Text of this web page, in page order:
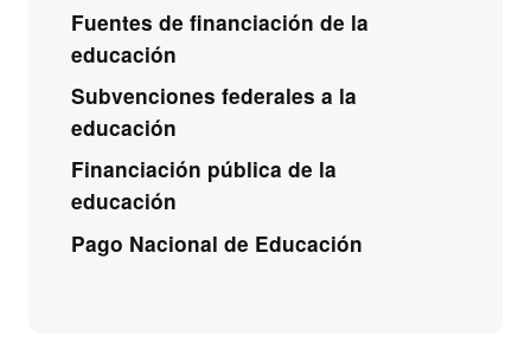
Fuentes de financiación de la
educación
Subvenciones federales a la
educación
Financiación pública de la
educación
Pago Nacional de Educación